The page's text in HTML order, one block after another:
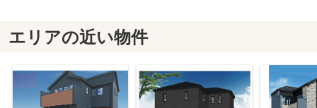
エリアの近い物件